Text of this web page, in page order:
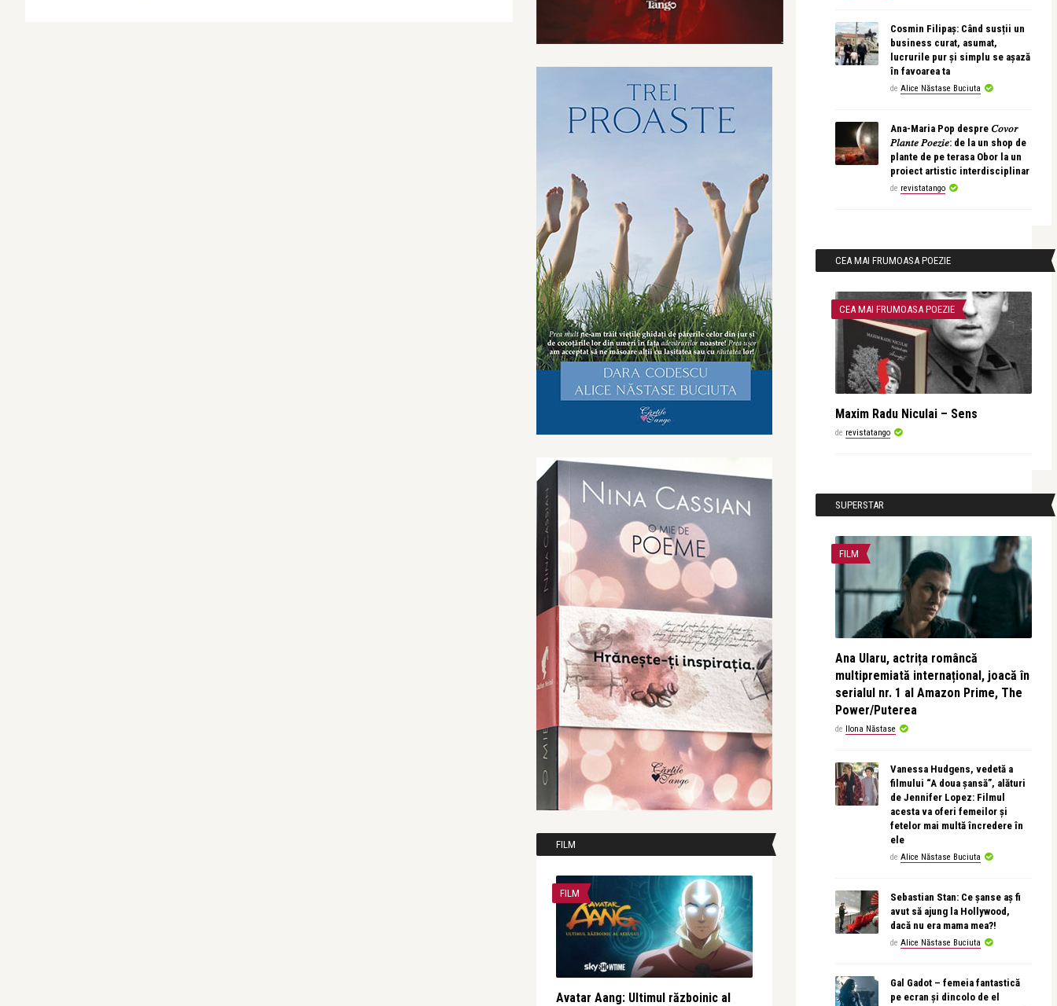
FILM
FILM
Avatar Aang: Ultimul războinic al
Cosmin Filipaș: Când susții un
business curat, asumat,
lucrurile pur și simplu se așază
în favoarea ta
de Alice Năstase Buciuta
Ana-Maria Pop despre 𝐶𝑜𝑣𝑜𝑟
𝑃𝑙𝑎𝑛𝑡𝑒 𝑃𝑜𝑒𝑧𝑖𝑒: de la un shop de
plante de pe terasa Obor la un
proiect artistic interdisciplinar
de revistatango
CEA MAI FRUMOASA POEZIE
CEA MAI FRUMOASA POEZIE
Maxim Radu Niculai – Sens
de revistatango
SUPERSTAR
FILM
Ana Ularu, actrița româncă
multipremiată internațional, joacă în
serialul nr. 1 al Amazon Prime, The
Power/Puterea
de Ilona Năstase
Vanessa Hudgens, vedetă a
filmului “A doua șansă”, alături
de Jennifer Lopez: Filmul
acesta va oferi femeilor și
fetelor mai multă încredere în
ele
de Alice Năstase Buciuta
Sebastian Stan: Ce șanse aș fi
avut să ajung la Hollywood,
dacă nu era mama mea?!
de Alice Năstase Buciuta
Gal Gadot – femeia fantastică
pe ecran și dincolo de el